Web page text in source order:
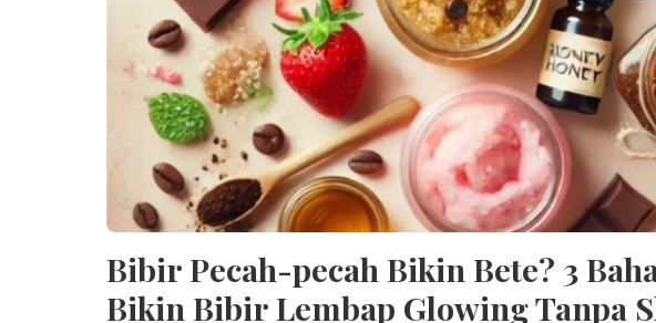
Bibir Pecah-pecah Bikin Bete? 3
Bikin Bibir Lembap Glowing Tanpa